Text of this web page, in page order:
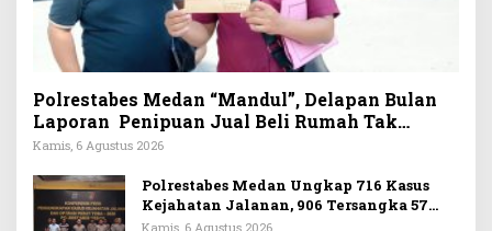
Polrestabes Medan “Mandul”, Delapan Bulan
Laporan Penipuan Jual Beli Rumah Tak
Tuntas
Kamis, 6 Agustus 2026
Polrestabes Medan Ungkap 716 Kasus
Kejahatan Jalanan, 906 Tersangka 57
Ditembak
Kamis, 6 Agustus 2026